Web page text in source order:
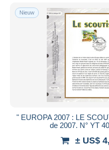
Nieuw
" EUROPA 2007 : LE
de 2007. N° YT
± US$